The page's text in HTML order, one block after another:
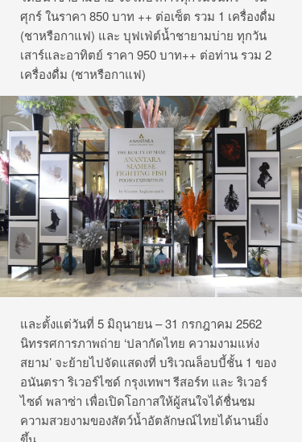
ศุกร์ ในราคา 850 บาท ++ ต่อเซ็ต รวม 1 เครื่องดื่ม
(ชาหรือกาแฟ) และ บุฟเฟ่ต์น้ำชายามบ่าย ทุกวัน
เสาร์และอาทิตย์ ราคา 950 บาท++ ต่อท่าน รวม 2
เครื่องดื่ม (ชาหรือกาแฟ)
และตั้งแต่วันที่ 5 มิถุนายน – 31 กรกฎาคม 2562
นิทรรศการภาพถ่าย ‘ปลากัดไทย ความงามแห่ง
สยาม’ จะย้ายไปจัดแสดงที่ บริเวณล็อบบี้ชั้น 1 ของ
อนันตรา ริเวอร์ไซด์ กรุงเทพฯ รีสอร์ท และ ริเวอร์
ไซด์ พลาซ่า เพื่อเปิดโอกาสให้ผู้สนใจได้ชื่นชม
ความสวยงามของสัตว์น้ำอัตลักษณ์ไทยได้นานยิ่ง